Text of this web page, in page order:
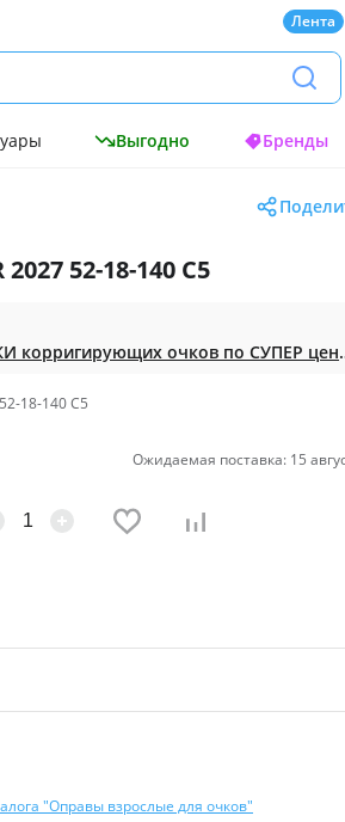
Лента
Выгодно Бренды
52-18-140 С5
Доступная ОПТИКА.
18-140 С5
Ожидаемая поставка: 15
"Оправы взрослые для очков"